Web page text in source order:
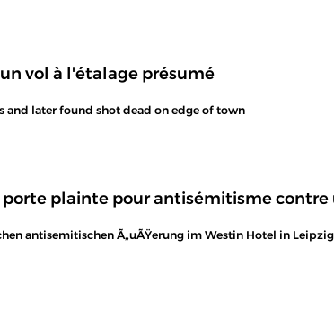
vol à l'étalage présumé
and later found shot dead on edge of town
plainte pour antisémitisme
antisemitischen Ã„uÃŸerung im Westin Hotel in